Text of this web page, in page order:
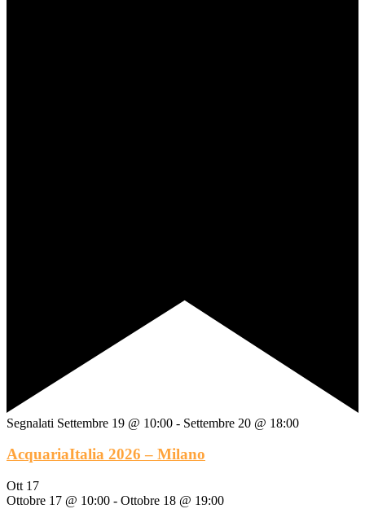
Segnalati Settembre 19 @ 10:00 - Settembre 20 @ 18:00
AcquariaItalia 2026 – Milano
Ott 17
Ottobre 17 @ 10:00 - Ottobre 18 @ 19:00